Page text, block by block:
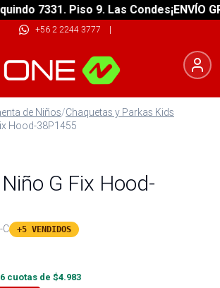
7331. Piso 9. Las Condes¡ENVÍO
+56 2 2244 3777 |
de Niños/Chaquetas y Parkas Kids
Hood-38P1455
G Fix Hood-
C +5 VENDIDOS
6 cuotas de $4.983